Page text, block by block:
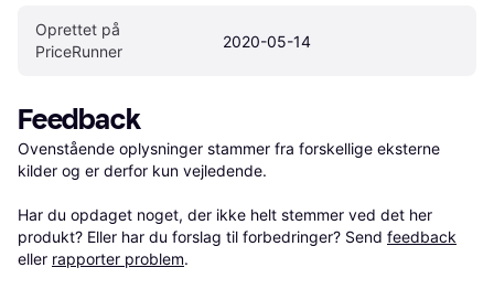
Oprettet på
PriceRunner
2020-05-14
Feedback
Ovenstående oplysninger stammer fra forskellige eksterne
kilder og er derfor kun vejledende.
Har du opdaget noget, der ikke helt stemmer ved det her
produkt? Eller har du forslag til forbedringer? Send feedback
eller rapporter problem.